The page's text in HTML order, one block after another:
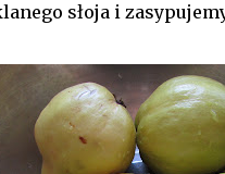
słoja i